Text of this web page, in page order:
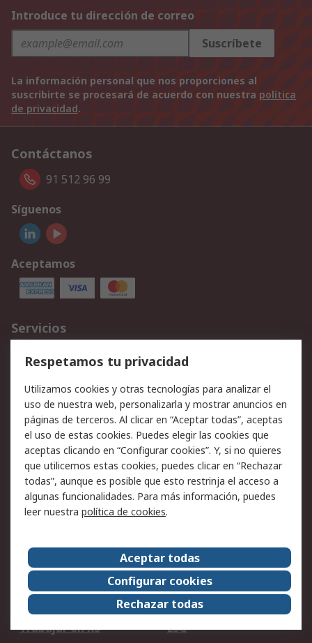
Introduce tu dirección de correo
Suscríbete
La información personal que nos proporciones al
suscribirte se procesará de acuerdo con nuestra política
de privacidad.
Contáctanos
91 512 96 99
Síguenos
Aceptamos
Servicios
Cómo realizar pedidos
Devoluciones
Facturación y pago
Ofertas
Soporte técnico
Legal
Aviso legal
Política de privacidad -
Actualizada
Política sobre cookies
Seguridad de emails
Certificaciones de
Condiciones de venta
Acerca de RS
Acerca de RS
RS Group
RS en el mundo
Sala de prensa
Trabajar en RS
ESG
Respetamos tu privacidad
Utilizamos cookies y otras tecnologías para analizar el
uso de nuestra web, personalizarla y mostrar anuncios en
páginas de terceros. Al clicar en “Aceptar todas”, aceptas
el uso de estas cookies. Puedes elegir las cookies que
aceptas clicando en “Configurar cookies”. Y, si no quieres
que utilicemos estas cookies, puedes clicar en “Rechazar
todas”, aunque es posible que esto restrinja el acceso a
algunas funcionalidades. Para más información, puedes
leer nuestra política de cookies.
Aceptar todas
Configurar cookies
Rechazar todas